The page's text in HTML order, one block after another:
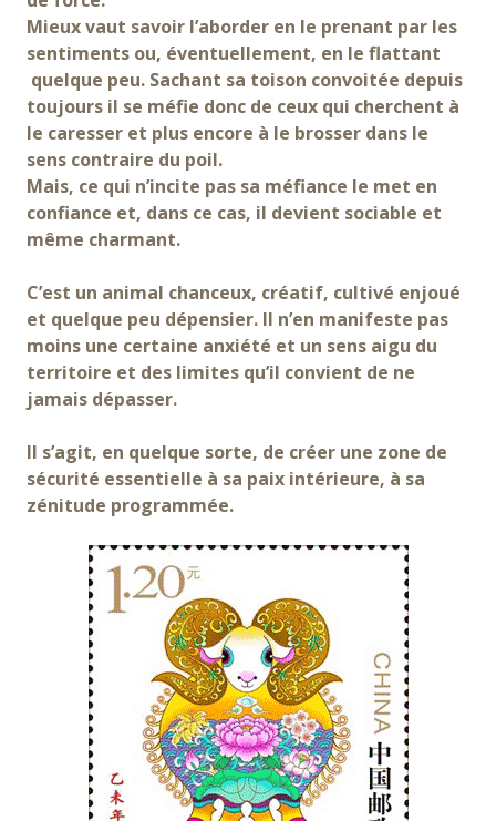
Mieux vaut savoir l’aborder en le prenant par les
sentiments ou, éventuellement, en le flattant
quelque peu. Sachant sa toison convoitée depuis
toujours il se méfie donc de ceux qui cherchent à
le caresser et plus encore à le brosser dans le
sens contraire du poil.
Mais, ce qui n’incite pas sa méfiance le met en
confiance et, dans ce cas, il devient sociable et
même charmant.
C’est un animal chanceux, créatif, cultivé enjoué
et quelque peu dépensier. Il n’en manifeste pas
moins une certaine anxiété et un sens aigu du
territoire et des limites qu’il convient de ne
jamais dépasser.
Il s’agit, en quelque sorte, de créer une zone de
sécurité essentielle à sa paix intérieure, à sa
zénitude programmée.